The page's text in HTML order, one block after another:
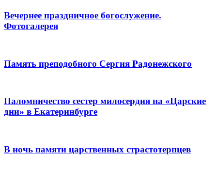
Вечернее праздничное богослужение.
Фотогалерея
Память преподобного Сергия Радонежского
Паломничество сестер милосердия на «Царские
дни» в Екатеринбурге
В ночь памяти царственных страстотерпцев